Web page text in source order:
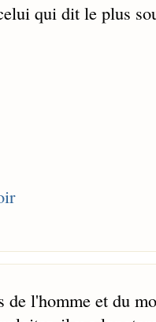
qui dit le plus
l'homme et du